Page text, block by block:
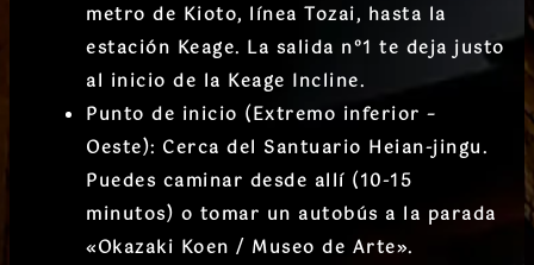
metro de Kioto, línea Tozai, hasta la
estación Keage. La salida nº1 te deja justo
al inicio de la Keage Incline.
Punto de inicio (Extremo inferior –
Oeste): Cerca del Santuario Heian-jingu.
Puedes caminar desde allí (10-15
minutos) o tomar un autobús a la parada
«Okazaki Koen / Museo de Arte».